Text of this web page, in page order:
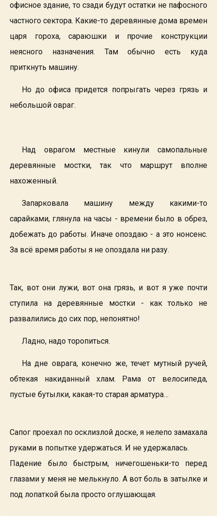
офисное здание, то сзади будут остатки не пафосного
частного сектора. Какие-то деревянные дома времен
царя гороха, сараюшки и прочие конструкции
неясного назначения. Там обычно есть куда
приткнуть машину.
Но до офиса придется попрыгать через грязь и
небольшой овраг.
Над оврагом местные кинули самопальные
деревянные мостки, так что маршрут вполне
нахоженный.
Запарковала машину между какими-то
сарайками, глянула на часы - времени было в обрез,
добежать до работы. Иначе опоздаю - а это нонсенс.
За всё время работы я не опоздала ни разу.
Так, вот они лужи, вот она грязь, и вот я уже почти
ступила на деревянные мостки - как только не
развалились до сих пор, непонятно!
Ладно, надо торопиться.
На дне оврага, конечно же, течет мутный ручей,
обтекая накиданный хлам. Рама от велосипеда,
пустые бутылки, какая-то старая арматура…
Сапог проехал по осклизлой доске, я нелепо замахала
руками в попытке удержаться. И не удержалась.
Падение было быстрым, ничегошеньки-то перед
глазами у меня не мелькнуло. А вот боль в затылке и
под лопаткой была просто оглушающая.